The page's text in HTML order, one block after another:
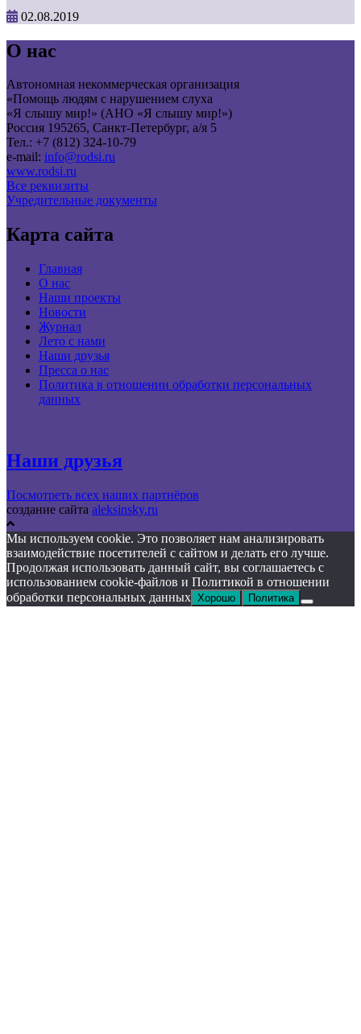
02.08.2019
О нас
Автономная некоммерческая организация
«Помощь людям с нарушением слуха
«Я слышу мир!» (АНО «Я слышу мир!»)
Россия 195265, Санкт-Петербург, а/я 5
Тел.: +7 (812) 324-10-79
e-mail: info@rodsi.ru
www.rodsi.ru
Все реквизиты
Учредительные документы
Карта сайта
Главная
О нас
Наши проекты
Новости
Журнал
Лето с нами
Наши друзья
Пресса о нас
Политика в отношении обработки персональных
данных
Наши друзья
Посмотреть всех наших партнёров
создание сайта aleksinsky.ru
Мы используем cookie. Это позволяет нам анализировать
взаимодействие посетителей с сайтом и делать его лучше.
Продолжая использовать данный сайт, вы соглашаетесь с
использованием cookie-файлов и Политикой в отношении
обработки персональных данных Хорошо Политика